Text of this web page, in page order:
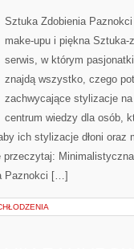
Sztuka Zdobienia
make-upu i piękna Sztuka-
serwis, w którym
znajdą wszystko, czego
zachwycające stylizacje
centrum wiedzy dla osób,
ich stylizacje dłoni oraz
Paznokci […]